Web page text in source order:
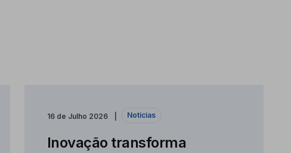
16 de Julho 2026 Notícias
Inovação transforma